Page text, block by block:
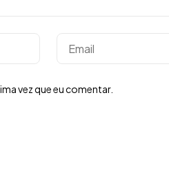
vez que eu comentar.